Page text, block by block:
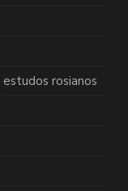
rosianos